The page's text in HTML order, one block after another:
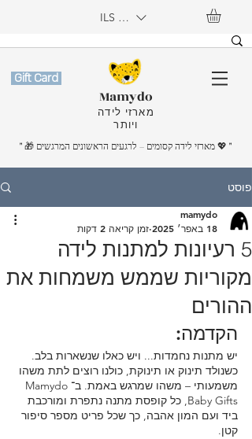
ILS (₪)
Gift Card
Mamydo
מארזי לידה
ויותר
" 🎁 מארזי לידה קסומים – לרגעים הראשונים המרגשים💖 "
פוסט
5 רעיונות למתנות לידה
מקוריות שממש משמחות את
ההורים
mamydo
18 באפר׳ 2025
זמן קריאה 2 דקות
הקדמה:
יש מתנות נחמדות... ויש כאלו שנשארות בלב.
כשנולד תינוק או תינוקת, כולנו רוצים לתת משהו
משמעותי – משהו שמרגש באמת. ב־Mamydo
Baby Gifts, כל קופסת מתנה נתפרת ומורכבת
ביד ועם המון אהבה, כך שכל פריט מספר סיפור
קטן.